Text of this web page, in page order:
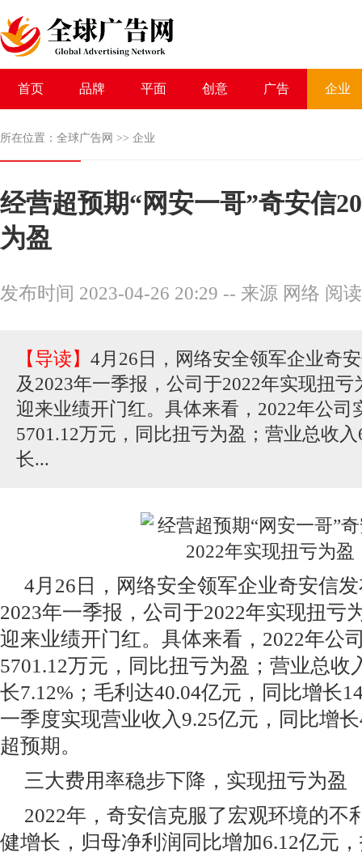
首页 品牌 平面 创意 广告 企业
所在位置： 全球广告网 >> 企业
经营超预期“网安一哥”奇安信
为盈
发布时间 2023-04-26 20:29 -- 来源 网络 阅
【导读】 4月26日，网络安全领军企业奇
及2023年一季报，公司于2022年实现扭
迎来业绩开门红。具体来看，2022年公司
5701.12万元，同比扭亏为盈；营业总收
长...
4月26日，网络安全领军企业奇安信
2023年一季报，公司于2022年实现扭亏
迎来业绩开门红。具体来看，2022年公
5701.12万元，同比扭亏为盈；营业总收
长7.12%；毛利达40.04亿元，同比增长
一季度实现营业收入9.25亿元，同比增
超预期。
三大费用率稳步下降，实现扭亏为盈
2022年，奇安信克服了宏观环境的不
健增长，归母净利润同比增加6.12亿元